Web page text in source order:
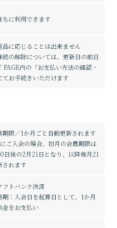
ちに利用できます
品に応じることは出来ません
続の解除については、更新日の前日
内の「お支払い方法の確認・
てお手続きいただけます
期限／1か月ごと自動更新されます
ご入会の場合、初月の会員期限は
日後の2月21日となり、以降毎月21
されます
フトバンク決済
期：入会日を起算日として、1か月
金をお支払い